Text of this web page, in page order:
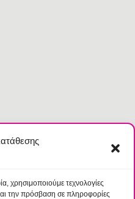
χρησιμοποιούμε τεχνολογίες
την πρόσβαση σε πληροφορίες